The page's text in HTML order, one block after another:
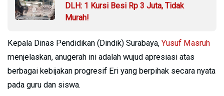
DLH: 1 Kursi Besi Rp 3 Juta, Tidak
Murah!
Kepala Dinas Pendidikan (Dindik) Surabaya,Yusuf Masruh
menjelaskan, anugerah ini adalah wujud apresiasi atas
berbagai kebijakan progresif Eri yang berpihak secara nyata
pada guru dan siswa.